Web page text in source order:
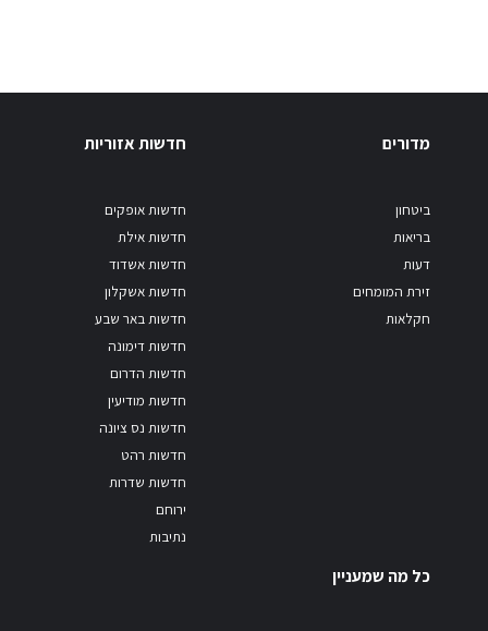
מדורים
ביטחון
בריאות
דעות
זירת המומחים
חקלאות
חדשות אזוריות
חדשות אופקים
חדשות אילת
חדשות אשדוד
חדשות אשקלון
חדשות באר שבע
חדשות דימונה
חדשות הדרום
חדשות מודיעין
חדשות נס ציונה
חדשות רהט
חדשות שדרות
ירוחם
נתיבות
כל מה שמעניין